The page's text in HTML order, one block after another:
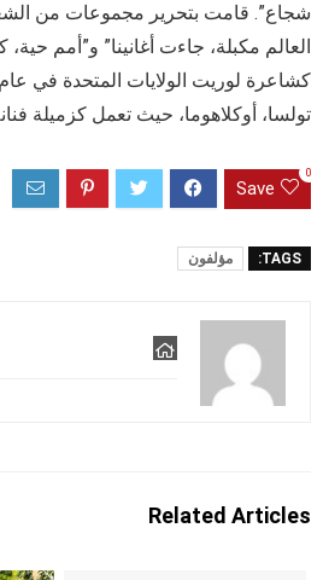
شجاع”. قامت بتحرير مجموعات من
العالم مكبلة، جاءت أغانينا” و”أمم حية،
تولسا، أوكلاهوما، حيث تعمل كزميلة
Save
0
TAGS: مؤلفون
Related Articles